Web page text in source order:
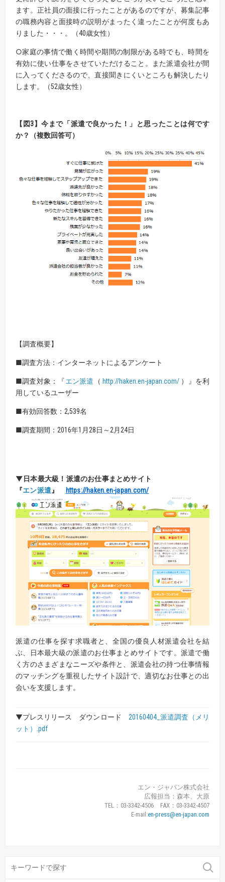
ます。正社員の面接に行ったことがあるのですが、募集記事
の職務内容と面接時の説明がまったく違ったことが何度もあ
りました・・・。（40歳女性）
○家庭の事情で働く時間や期間の制限がある時でも、時間を
有効に使い仕事をさせていただけること。また派遣会社が間
に入ってくださるので、直接聞きにくいところも解決したり
します。（52歳女性）
【図3】今まで「派遣で良かった！」と思ったことは何です
か？（複数回答可）
【調査概要】
■調査方法：インターネットによるアンケート
■調査対象：『エン派遣 （ http://haken.en-japan.com/ ）』を利
用しているユーザー
■有効回答数：2,539名
■調査期間：2016年1月28日～2月24日
▼日本最大級！ 派遣のお仕事まとめサイト
『エン派遣』 https://haken.en-japan.com/
派遣の仕事を探す求職者と、全国の優良人材派遣会社を結
ぶ、日本最大級の派遣のお仕事まとめサイトです。派遣で働
く方のさまざまなニーズや条件と、派遣会社の持つ仕事情報
のマッチングを重視したサイト設計で、適切なお仕事との出
会いを支援します。
▼プレスリリース ダウンロード 20160404_派遣調査（メリ
ット）.pdf
エン・ジャパン株式会社
広報担当：森本、大原
TEL：03-3342-4506 FAX：03-3342-4507
E-mail:en-press@en-japan.com